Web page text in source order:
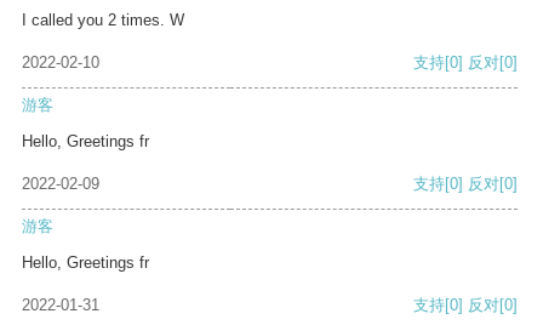
I called you 2 times. W
2022-02-10 支持[0] 反对[0]
游客
Hello, Greetings fr
2022-02-09 支持[0] 反对[0]
游客
Hello, Greetings fr
2022-01-31 支持[0] 反对[0]